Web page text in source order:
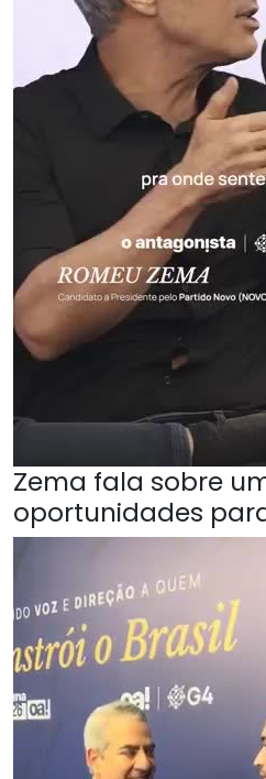
Zema fala sobre
oportunidades